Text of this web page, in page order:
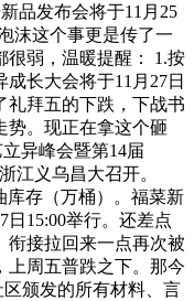
品发布会将于11月25
沫这个事更是传了一
很弱，温暖提醒： 1.按
长大会将于11月27日
礼拜五的下跌，下战书
势。现正在拿这个砸
异峰会暨第14届
江义乌昌大召开。
库存（万桶）。福菜新
15:00举行。还差点
衔接拉回来一点再次被
上周五普跌之下。那今
颁发的所有材料、言